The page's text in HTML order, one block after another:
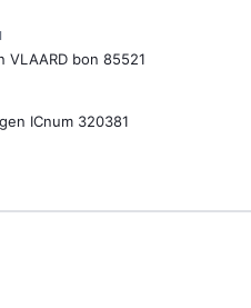
VLAARD bon 85521
ICnum 320381